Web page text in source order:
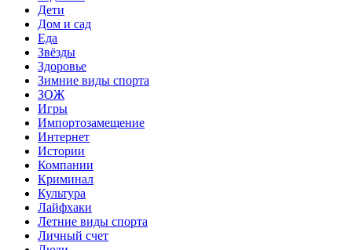
Дети
Дом и сад
Еда
Звёзды
Здоровье
Зимние виды спорта
ЗОЖ
Игры
Импортозамещение
Интернет
Истории
Компании
Криминал
Культура
Лайфхаки
Летние виды спорта
Личный счет